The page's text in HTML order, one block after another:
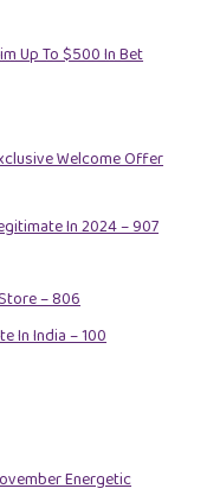
Up To $500 In Bet
Welcome Offer
In 2024 – 907
– 806
In India – 100
Energetic